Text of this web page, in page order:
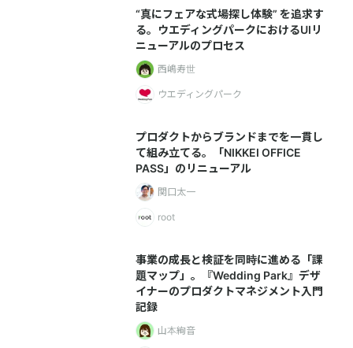
“真にフェアな式場探し体験” を追求す
る。ウエディングパークにおけるUIリ
ニューアルのプロセス
西嶋寿世
ウエディングパーク
プロダクトからブランドまでを一貫し
て組み立てる。「NIKKEI OFFICE
PASS」のリニューアル
関口太一
root
事業の成長と検証を同時に進める「課
題マップ」。『Wedding Park』デザ
イナーのプロダクトマネジメント入門
記録
山本絢音